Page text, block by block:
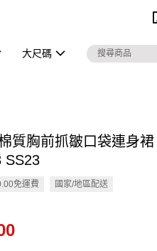
大尺碼
質胸前抓皺口袋連身裙
SS23
免運費 國家/地區配送